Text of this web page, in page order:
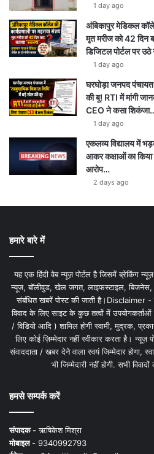
1 day ago
अंबिकापुर मेडिकल
मृत मरीज को 42 दिन
डिजिटल पोर्टल पर
1 day ago
घरघोड़ा जनपद पंचायत
की बू! RTI में मांगी
CEO ने कसा
1 day ago
एकलव्य विद्यालय में
आकर कक्षाओं का किया
आरोप…
2 days ago
हमारे बारे में
यह एक हिंदी वेब न्यूज़ पोर्टल है जिसमें ब्रेकिंग
न्यूज, बॉलीवुड, खेल जगत, लाइफस्टाइल, बिजनेस,
संबंधित खबरें पोस्ट की जाती है।Disclaimer -
विवाद के लिए साइट के कुछ तत्वों में उपयोगकर्ताओं
/ विडियो आदि ) शामिल होगी स्वामी, मुद्रक,
लिए कोई ज़िम्मेदार नहीं स्वीकार करता है। न्यूज़
संवाददाता / खबर देने वाला स्वयं जिम्मेदार होगा,
भी जिम्मेदारी नहीं होगी. सभी
हमसे सम्पर्क करें
संपादक -ऋषिकेश मिश्रा
मोबाइल - 9340992793